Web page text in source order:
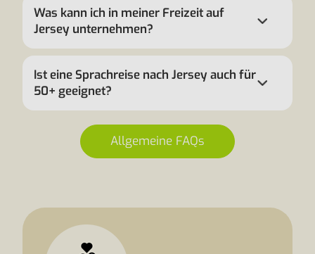
Was kann ich in meiner Freizeit auf
Jersey unternehmen?
Ist eine Sprachreise nach Jersey auch für
50+ geeignet?
Allgemeine FAQs